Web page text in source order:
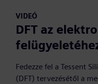
VIDEÓ
DFT az
Fedezze fel a Tessent
(DFT) tervezésétől a